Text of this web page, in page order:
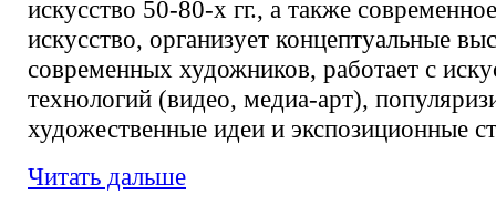
искусство 50-80-х гг., а также
искусство, организует концептуальные
современных художников, работает с
технологий (видео, медиа-арт),
художественные идеи и экспозиционные
Читать дальше